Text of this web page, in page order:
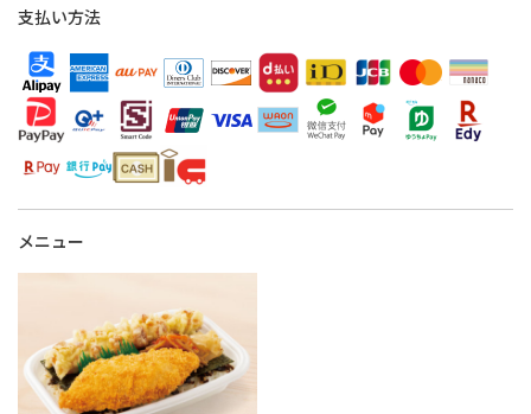
支払い方法
メニュー